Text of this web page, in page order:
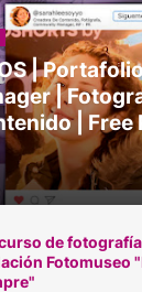
|
|
| Free
de
Fotomuseo